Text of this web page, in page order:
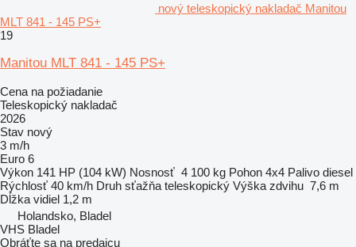
nový teleskopický nakladač Manitou
MLT 841 - 145 PS+
19
Manitou MLT 841 - 145 PS+
Cena na požiadanie
Teleskopický nakladač
2026
Stav nový
3 m/h
Euro 6
Výkon 141 HP (104 kW) Nosnosť 4 100 kg Pohon 4x4 Palivo diesel
Rýchlosť 40 km/h Druh sťažňa teleskopický Výška zdvihu 7,6 m
Dĺžka vidiel 1,2 m
Holandsko, Bladel
VHS Bladel
Obráťte sa na predajcu